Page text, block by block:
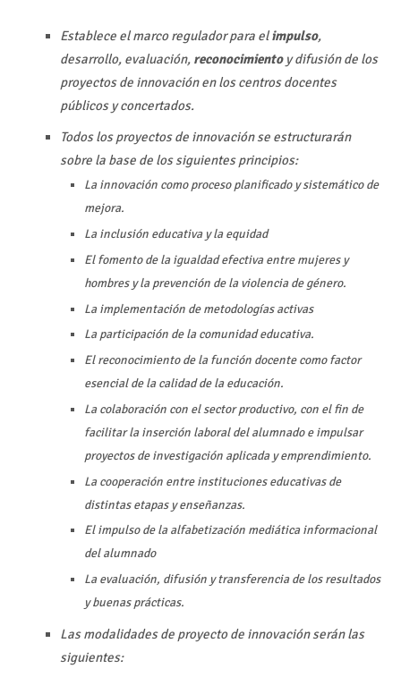
Establece el marco regulador para elimpulso,
desarrollo, evaluación,reconocimientoy difusión de los
proyectos de innovación en los centros docentes
públicos y concertados.
Todos los proyectos de innovación se estructurarán
sobre la base de los siguientes principios:
La innovación como proceso planificado y sistemático de
mejora.
La inclusión educativa y la equidad
El fomento de la igualdad efectiva entre mujeres y
hombres y la prevención de la violencia de género.
La implementación de metodologías activas
La participación de la comunidad educativa.
El reconocimiento de la función docente como factor
esencial de la calidad de la educación.
La colaboración con el sector productivo, con el fin de
facilitar la inserción laboral del alumnado e impulsar
proyectos de investigación aplicada y emprendimiento.
La cooperación entre instituciones educativas de
distintas etapas y enseñanzas.
El impulso de la alfabetización mediática informacional
del alumnado
La evaluación, difusión y transferencia de los resultados
y buenas prácticas.
Las modalidades de proyecto de innovación serán las
siguientes: